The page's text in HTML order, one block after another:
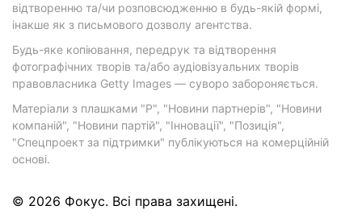
відтворенню та/чи розповсюдженню в будь-якій формі,
інакше як з письмового дозволу агентства.
Будь-яке копіювання, передрук та відтворення
фотографічних творів та/або аудіовізуальних творів
правовласника Getty Images — суворо забороняється.
Матеріали з плашками "Р", "Новини партнерів", "Новини
компаній", "Новини партій", "Інновації", "Позиція",
"Спецпроект за підтримки" публікуються на комерційній
основі.
© 2026 Фокус. Всі права захищені.